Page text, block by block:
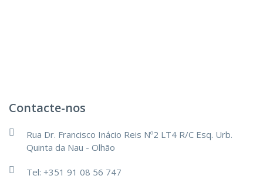
Contacte-nos
Rua Dr. Francisco Inácio Reis Nº2 LT4 R/C Esq. Urb.
Quinta da Nau - Olhão
Tel: +351 91 08 56 747